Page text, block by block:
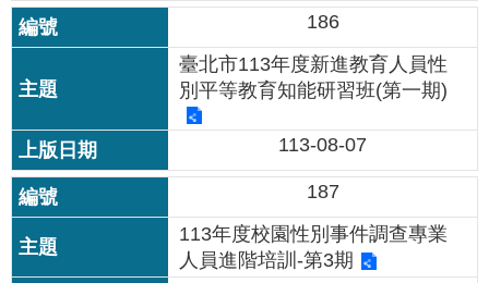
申
請
件
網
站
導
覽
186
臺北市113年度新進教育人員性
別平等教育知能研習班(第一期)
113-08-07
187
113年度校園性別事件調查專業
人員進階培訓-第3期